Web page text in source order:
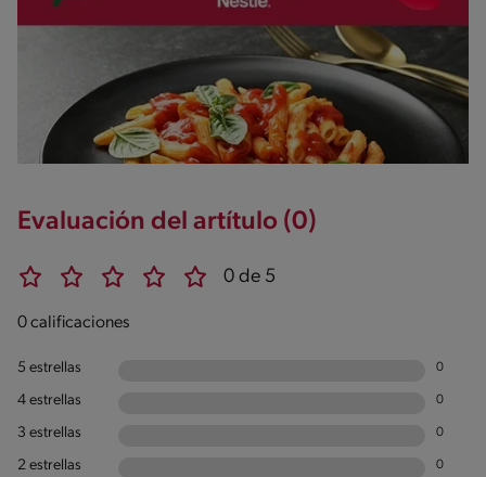
Evaluación del artítulo (0)
0 de 5
0 calificaciones
5 estrellas 0
4 estrellas 0
3 estrellas 0
2 estrellas 0